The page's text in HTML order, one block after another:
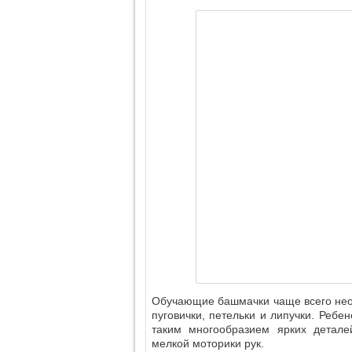
Обучающие башмачки чаще всего
пуговички, петельки и липучки.
таким многообразием ярких
мелкой моторики рук.